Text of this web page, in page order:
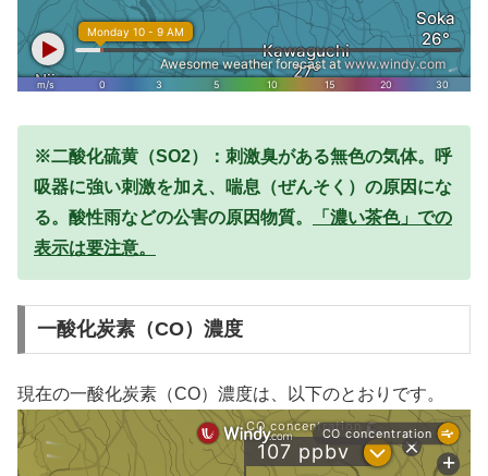
※二酸化硫黄（SO2）：刺激臭がある無色の気体。呼
吸器に強い刺激を加え、喘息（ぜんそく）の原因にな
る。酸性雨などの公害の原因物質。
「濃い茶色」での
表示は要注意。
一酸化炭素（CO）濃度
現在の一酸化炭素（CO）濃度は、以下のとおりです。